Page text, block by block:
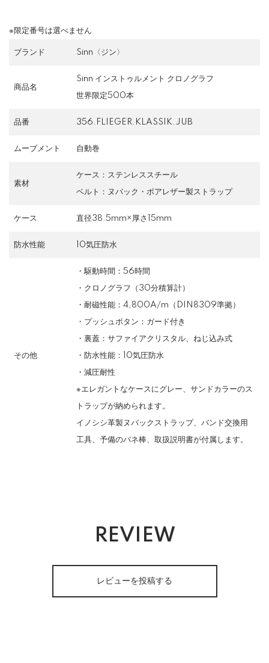
※限定番号は選べません
ブランド Sinn〈ジン〉
商品名
Sinn インストゥルメント クロノグラフ
世界限定500本
品番 356.FLIEGER.KLASSIK.JUB
ムーブメント 自動巻
素材
ケース：ステンレススチール
ベルト：ヌバック・ボアレザー製ストラップ
ケース 直径38.5mm×厚さ15mm
防水性能 10気圧防水
その他
・駆動時間：56時間
・クロノグラフ（30分積算計）
・耐磁性能：4,800A/m（DIN8309準拠）
・プッシュボタン：ガード付き
・裏蓋：サファイアクリスタル、ねじ込み式
・防水性能：10気圧防水
・減圧耐性
※エレガントなケースにグレー、サンドカラーのス
トラップが納められます。
イノシシ革製ヌバックストラップ、バンド交換用
工具、予備のバネ棒、取扱説明書が付属します。
REVIEW
レビューを投稿する